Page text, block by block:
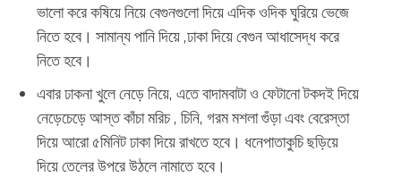
ভালোকরেকষিয়েনিয়েবেগুনগুলোদিয়েএদিকওদিকঘুরিয়েভেজে
নিতেহবে। সামান্যপানিদিয়ে ,ঢাকাদিয়েবেগুনআধাসেদ্ধকরে
নিতেহবে ।
এবারঢাকনাখুলেনেড়েনিয়ে, এতেবাদামবাটাও ফেটানোটকদইদিয়ে
নেড়েচেড়েআস্তকাঁচামরিচ, চিনি, গরমমশলাগুঁড়াএবংবেরেস্তা
দিয়েআরো ৫মিনিটঢাকাদিয়েরাখতেহবে। ধনেপাতাকুচিছড়িয়ে
দিয়েতেলেরউপরেউঠলেনামাতেহবে ।